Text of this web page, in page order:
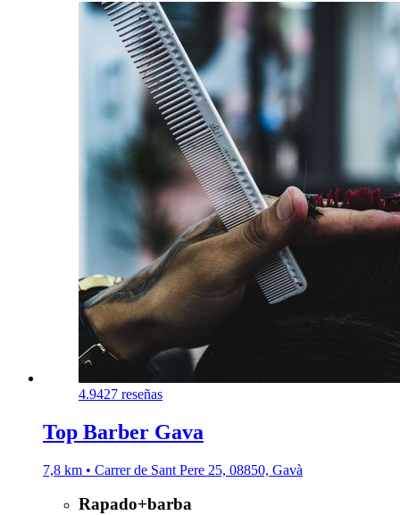
4.9427 reseñas
Top Barber Gava
7,8 km • Carrer de Sant Pere 25, 08850, Gavà
Rapado+barba